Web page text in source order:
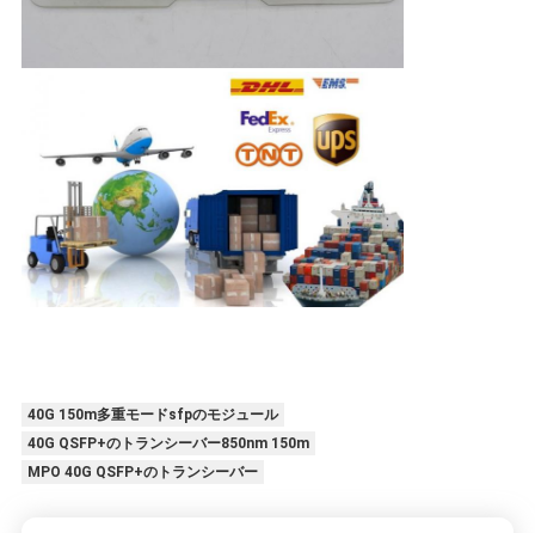
40G 150m多重モードsfpのモジュール
40G QSFP+のトランシーバー850nm 150m
MPO 40G QSFP+のトランシーバー